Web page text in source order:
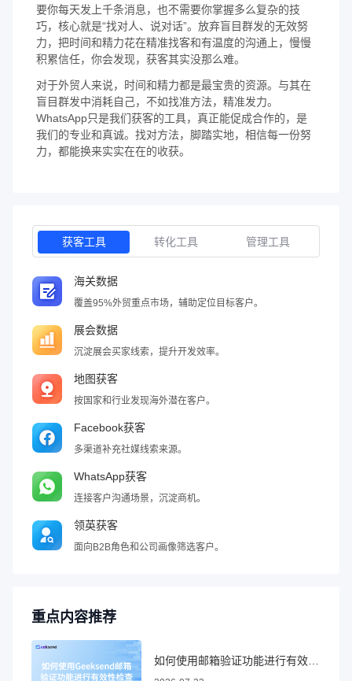
要你每天发上千条消息，也不需要你掌握多么复杂的技
巧，核心就是“找对人、说对话”。放弃盲目群发的无效努
力，把时间和精力花在精准找客和有温度的沟通上，慢慢
积累信任，你会发现，获客其实没那么难。
对于外贸人来说，时间和精力都是最宝贵的资源。与其在
盲目群发中消耗自己，不如找准方法，精准发力。
WhatsApp只是我们获客的工具，真正能促成合作的，是
我们的专业和真诚。找对方法，脚踏实地，相信每一份努
力，都能换来实实在在的收获。
获客工具 转化工具 管理工具
海关数据
覆盖95%外贸重点市场，辅助定位目标客户。
展会数据
沉淀展会买家线索，提升开发效率。
地图获客
按国家和行业发现海外潜在客户。
Facebook获客
多渠道补充社媒线索来源。
WhatsApp获客
连接客户沟通场景，沉淀商机。
领英获客
面向B2B角色和公司画像筛选客户。
重点内容推荐